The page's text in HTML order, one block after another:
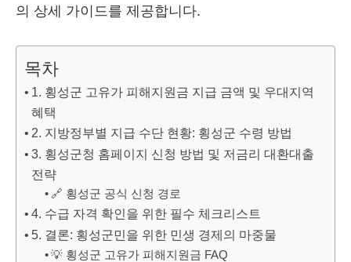
의 상세 가이드를 제공합니다.
목차
1. 횡성군 고유가 피해지원금 지급 금액 및 우대지역
혜택
2. 지방정부별 지급 수단 현황: 횡성군 수령 방법
3. 횡성군청 홈페이지 신청 방법 및 저금리 대환대출
전략
🔗 횡성군 공식 신청 경로
4. 수급 자격 확인을 위한 필수 체크리스트
5. 결론: 횡성군민을 위한 민생 경제의 마중물
💡 횡성군 고유가 피해지원금 FAQ